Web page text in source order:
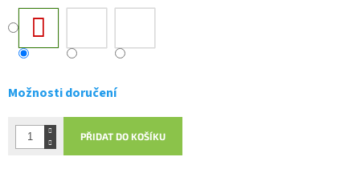
Možnosti doručení
PŘIDAT DO KOŠÍKU